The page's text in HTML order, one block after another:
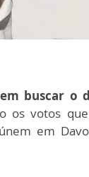
buscar o
os votos
em